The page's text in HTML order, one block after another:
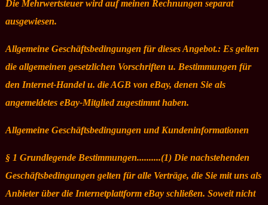
Die Mehrwertsteuer wird auf meinen Rechnungen separat
ausgewiesen.
Allgemeine Geschäftsbedingungen für dieses Angebot.: Es gelten
die allgemeinen gesetzlichen Vorschriften u. Bestimmungen für
den Internet-Handel u. die AGB von eBay, denen Sie als
angemeldetes eBay-Mitglied zugestimmt haben.
Allgemeine Geschäftsbedingungen und Kundeninformationen
§ 1 Grundlegende Bestimmungen..........(1) Die nachstehenden
Geschäftsbedingungen gelten für alle Verträge, die Sie mit uns als
Anbieter über die Internetplattform eBay schließen. Soweit nicht